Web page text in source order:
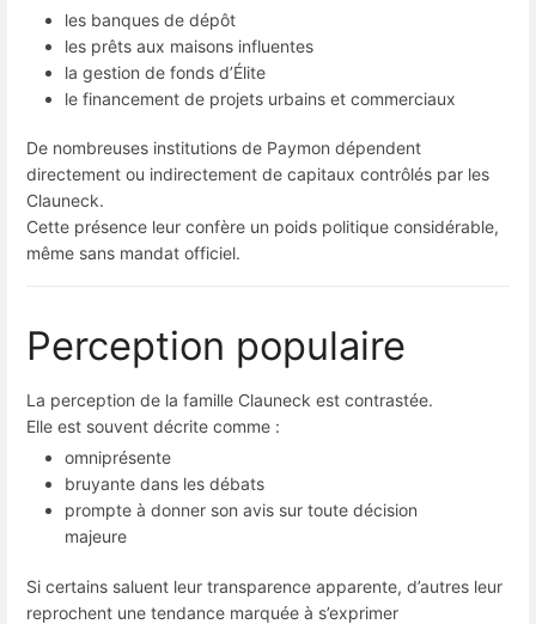
les banques de dépôt
les prêts aux maisons influentes
la gestion de fonds d’Élite
le financement de projets urbains et commerciaux
De nombreuses institutions de Paymon dépendent
directement ou indirectement de capitaux contrôlés par les
Clauneck.
Cette présence leur confère un poids politique considérable,
même sans mandat officiel.
Perception populaire
La perception de la famille Clauneck est contrastée.
Elle est souvent décrite comme :
omniprésente
bruyante dans les débats
prompte à donner son avis sur toute décision
majeure
Si certains saluent leur transparence apparente, d’autres leur
reprochent une tendance marquée à s’exprimer